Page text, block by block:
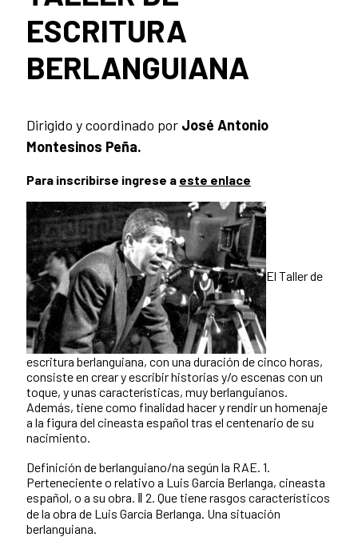
ESCRITURA
BERLANGUIANA
Dirigido y coordinado por José Antonio
Montesinos Peña.
Para inscribirse ingrese a este enlace
El Taller de
escritura berlanguiana, con una duración de cinco horas,
consiste en crear y escribir historias y/o escenas con un
toque, y unas características, muy berlanguianos.
Además, tiene como finalidad hacer y rendir un homenaje
a la figura del cineasta español tras el centenario de su
nacimiento.
Definición de berlanguiano/na según la RAE. 1.
Perteneciente o relativo a Luis García Berlanga, cineasta
español, o a su obra. ‖ 2. Que tiene rasgos característicos
de la obra de Luis García Berlanga. Una situación
berlanguiana.